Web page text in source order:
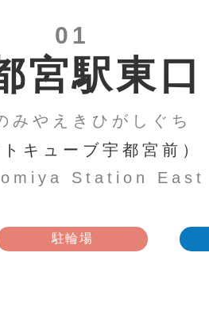
01
宮駅東口
みやえきひがしぐち
トキューブ宇都宮前）
Station East
駐輪場